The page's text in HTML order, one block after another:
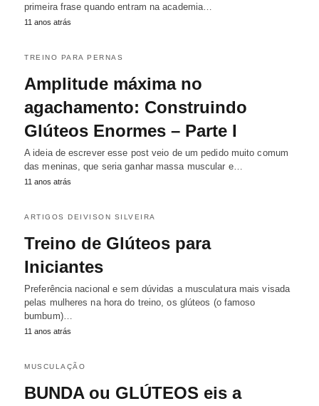
primeira frase quando entram na academia…
11 anos atrás
TREINO PARA PERNAS
Amplitude máxima no
agachamento: Construindo
Glúteos Enormes – Parte I
A ideia de escrever esse post veio de um pedido muito comum
das meninas, que seria ganhar massa muscular e…
11 anos atrás
ARTIGOS DEIVISON SILVEIRA
Treino de Glúteos para
Iniciantes
Preferência nacional e sem dúvidas a musculatura mais visada
pelas mulheres na hora do treino, os glúteos (o famoso
bumbum)…
11 anos atrás
MUSCULAÇÃO
BUNDA ou GLÚTEOS eis a